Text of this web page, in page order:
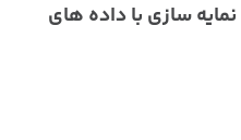
سازی با داده های